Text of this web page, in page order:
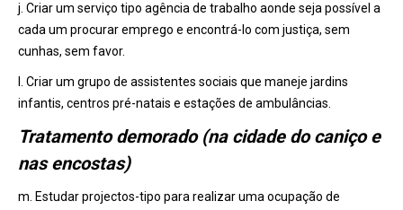
j. Criar um serviço tipo agência de trabalho aonde seja possível a
cada um procurar emprego e encontrá-lo com justiça, sem
cunhas, sem favor.
l. Criar um grupo de assistentes sociais que maneje jardins
infantis, centros pré-natais e estações de ambulâncias.
Tratamento demorado (na cidade do caniço e
nas encostas)
m. Estudar projectos-tipo para realizar uma ocupação de